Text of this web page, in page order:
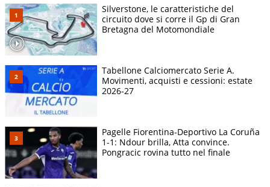
Silverstone, le caratteristiche del
circuito dove si corre il Gp di Gran
Bretagna del Motomondiale
Tabellone Calciomercato Serie A.
Movimenti, acquisti e cessioni: estate
2026-27
Pagelle Fiorentina-Deportivo La Coruña
1-1: Ndour brilla, Atta convince.
Pongracic rovina tutto nel finale